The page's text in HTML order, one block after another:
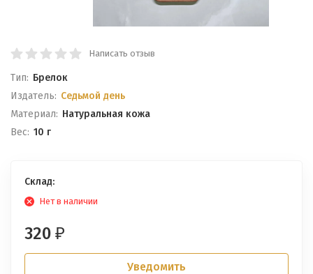
Написать отзыв
Тип: Брелок
Издатель: Седьмой день
Материал: Натуральная кожа
Вес: 10 г
Склад:
Нет в наличии
320 ₽
Уведомить